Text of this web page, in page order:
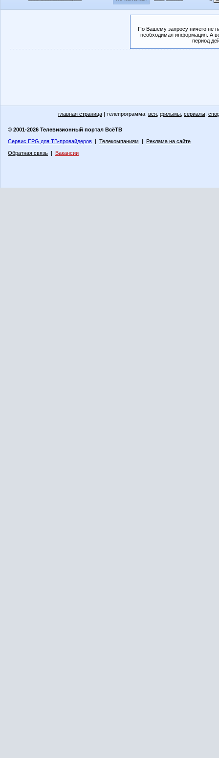
По Вашему запросу ничего не
необходимая информация. А
период
главная страница | телепрограмма: вся фильмы сериалы
© 2001-2026 Телевизионный портал ВсёТВ
Сервис EPG для ТВ-провайдеров | Телекомпаниям | Реклама на сайте
Обратная связь | Вакансии